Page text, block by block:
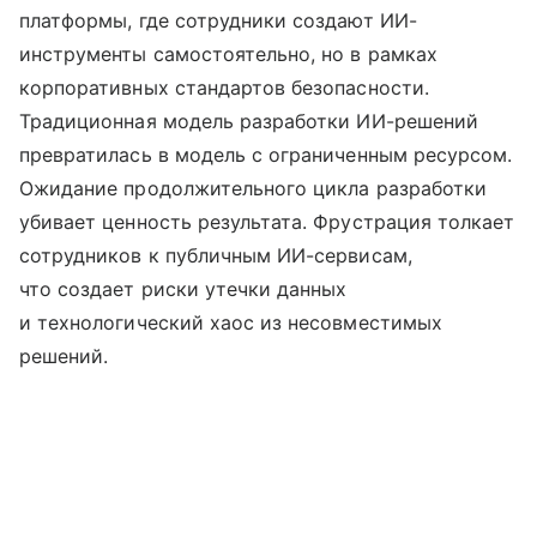
платформы, где сотрудники создают ИИ-
инструменты самостоятельно, но в рамках
корпоративных стандартов безопасности.
Традиционная модель разработки ИИ-решений
превратилась в модель с ограниченным ресурсом.
Ожидание продолжительного цикла разработки
убивает ценность результата. Фрустрация толкает
сотрудников к публичным ИИ-сервисам,
что создает риски утечки данных
и технологический хаос из несовместимых
решений.